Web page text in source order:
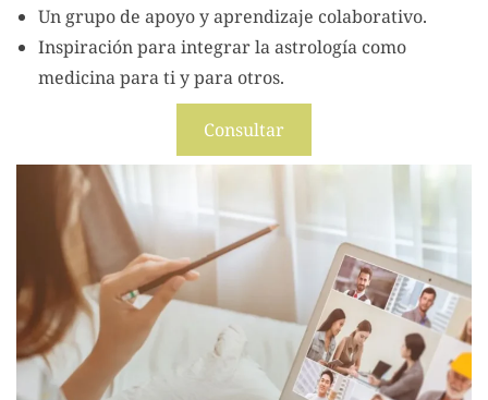
Un grupo de apoyo y aprendizaje colaborativo.
Inspiración para integrar la astrología como
medicina para ti y para otros.
Consultar